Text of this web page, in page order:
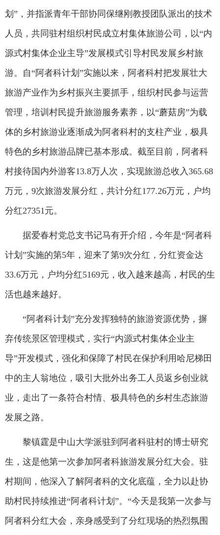
划”，并指派青年干部协同保继刚教授团队派出的技术
人员，共同驻村组织村民成立村集体旅游公司，以“内
源式村集体企业主导”发展模式引导村民发展乡村旅
游。自“阿者科计划”实施以来，阿者科村把发展壮大
旅游产业作为乡村振兴主要抓手，组织村民参与运营
管理，培训村民提升旅游服务素养，以“蘑菇房”为载
体的乡村旅游业逐渐成为阿者科村的支柱产业，极具
特色的乡村旅游品牌已基本形成。截至目前，阿者科
村接待国内外游客13.8万人次，实现旅游总收入365.68
万元，9次旅游发展分红，共计分红177.26万元，户均
分红27351元。
据爱春村党总支书记马有开介绍，今年是“阿者科
计划”实施的第5年，迎来了第9次分红，分红资金达
33.6万元，户均分红5169元，收入越来越高，村民的生
活也越来越好。
“阿者科计划”充分发挥独特的旅游资源优势，摒
弃传统景区管理模式，实行“内源式村集体企业主
导”开发模式，强化和保障了村民在保护利用哈尼梯田
中的主人翁地位，吸引大批外出务工人员返乡创业就
业，走出了一条符合村情、极具特色的乡村生态旅游
发展之路。
黎镇霆是中山大学派驻到阿者科驻村的博士研究
生，这是他第一次参加阿者科旅游发展分红大会。驻
村期间，他深入了解阿者科的文化底蕴，全力以赴协
助村民持续推进“阿者科计划”。“今天是我第一次参与
阿者科分红大会，亲身感受到了分红现场的热烈氛围